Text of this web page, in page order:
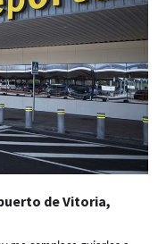
de Vitoria,